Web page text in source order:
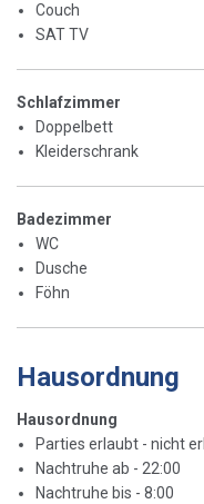
Couch
SAT TV
Schlafzimmer
Doppelbett
Kleiderschrank
Badezimmer
WC
Dusche
Föhn
Hausordnung
Hausordnung
Parties erlaubt - nicht
Nachtruhe ab - 22:00
Nachtruhe bis - 8:00